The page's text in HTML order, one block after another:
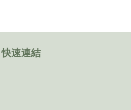
快速連結